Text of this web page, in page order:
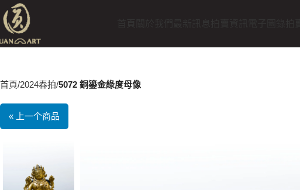
首頁 2024春拍 5072 銅鎏金綠度母像
« 上一个商品